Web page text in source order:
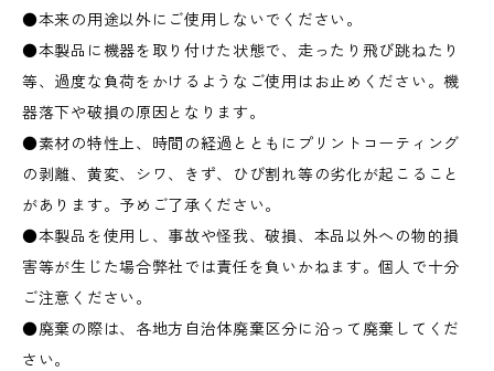
●本来の用途以外にご使用しないでください。
●本製品に機器を取り付けた状態で、走ったり飛び跳ねたり
等、過度な負荷をかけるようなご使用はお止めください。機
器落下や破損の原因となります。
●素材の特性上、時間の経過とともにプリントコーティング
の剥離、黄変、シワ、きず、ひび割れ等の劣化が起こること
があります。予めご了承ください。
●本製品を使用し、事故や怪我、破損、本品以外への物的損
害等が生じた場合弊社では責任を負いかねます。個人で十分
ご注意ください。
●廃棄の際は、各地方自治体廃棄区分に沿って廃棄してくだ
さい。